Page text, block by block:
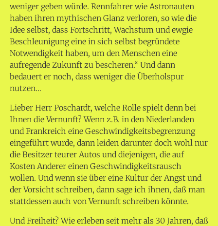
weniger geben würde. Rennfahrer wie Astronauten
haben ihren mythischen Glanz verloren, so wie die
Idee selbst, dass Fortschritt, Wachstum und ewgie
Beschleunigung eine in sich selbst begründete
Notwendigkeit haben, um den Menschen eine
aufregende Zukunft zu bescheren.“ Und dann
bedauert er noch, dass weniger die Überholspur
nutzen…
Lieber Herr Poschardt, welche Rolle spielt denn bei
Ihnen die Vernunft? Wenn z.B. in den Niederlanden
und Frankreich eine Geschwindigkeitsbegrenzung
eingeführt wurde, dann leiden darunter doch wohl nur
die Besitzer teurer Autos und diejenigen, die auf
Kosten Anderer einen Geschwindigkeitsrausch
wollen. Und wenn sie über eine Kultur der Angst und
der Vorsicht schreiben, dann sage ich ihnen, daß man
stattdessen auch von Vernunft schreiben könnte.
Und Freiheit? Wie erleben seit mehr als 30 Jahren, daß